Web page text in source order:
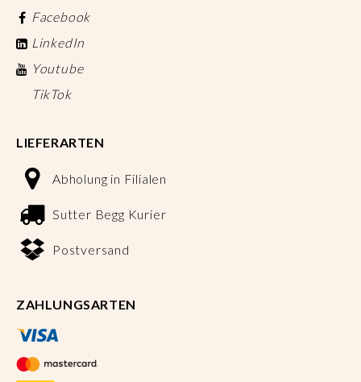
Facebook
LinkedIn
Youtube
TikTok
LIEFERARTEN
Abholung in Filialen
Sutter Begg Kurier
Postversand
ZAHLUNGSARTEN